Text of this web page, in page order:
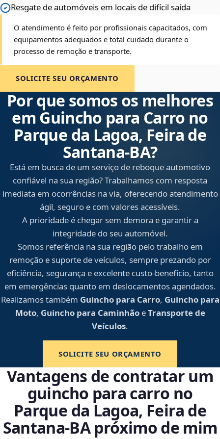
Resgate de automóveis em locais de difícil saída
O atendimento é feito por profissionais capacitados, com
equipamentos adequados e total cuidado durante o
processo de remoção e transporte.
SOLICITE SEU ORÇAMENTO
Por que somos os melhores
em Guincho para Carro no
Parque da Lagoa, Feira de
Santana‑BA?
Está em busca de um serviço de reboque automotivo
confiável na sua região? Trabalhamos com resposta
imediata em ocorrências na via, oferecendo atendimento
ágil, seguro e com valores acessíveis.
A prioridade é chegar sem demora e garantir a
integridade do seu automóvel.
Somos referência na sua região pelo trabalho em
remoção e suporte de veículos, sempre prezando por
eficiência, segurança e excelente custo-benefício, tanto
em emergências quanto em deslocamentos agendados.
Realizamos também Guincho para Carro, Guincho para
Moto, Guincho para CaminhãoeTransporte de
Veículos.
SOLICITE SEU ORÇAMENTO
Vantagens de contratar um
guincho para carro no
Parque da Lagoa, Feira de
Santana‑BA próximo de mim